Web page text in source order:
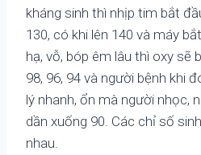
kháng sinh thì nhịp tim bắt
130, có khi lên 140 và máy
hạ, vỗ, bóp êm lâu thì oxy sẽ
98, 96, 94 và người bệnh khi
lý nhanh, ổn mà người nhọc,
dần xuống 90. Các chỉ số
nhau.